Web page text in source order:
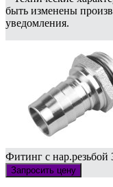
быть изменены
уведомления.
Фитинг с
Запросить цену